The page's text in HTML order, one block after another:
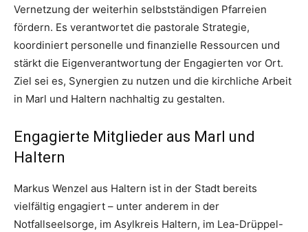
Vernetzung der weiterhin selbstständigen Pfarreien
fördern. Es verantwortet die pastorale Strategie,
koordiniert personelle und finanzielle Ressourcen und
stärkt die Eigenverantwortung der Engagierten vor Ort.
Ziel sei es, Synergien zu nutzen und die kirchliche Arbeit
in Marl und Haltern nachhaltig zu gestalten.
Engagierte Mitglieder aus Marl und
Haltern
Markus Wenzel aus Haltern ist in der Stadt bereits
vielfältig engagiert – unter anderem in der
Notfallseelsorge, im Asylkreis Haltern, im Lea-Drüppel-